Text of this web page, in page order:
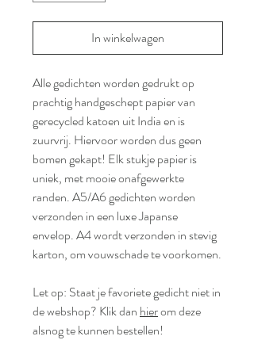
In winkelwagen
Alle gedichten worden gedrukt op
prachtig handgeschept papier van
gerecycled katoen uit India en is
zuurvrij. Hiervoor worden dus geen
bomen gekapt! Elk stukje papier is
uniek, met mooie onafgewerkte
randen. A5/A6 gedichten worden
verzonden in een luxe Japanse
envelop. A4 wordt verzonden in stevig
karton, om vouwschade te voorkomen.
Let op: Staat je favoriete gedicht niet in
de webshop? Klik dan hierom deze
alsnog te kunnen bestellen!